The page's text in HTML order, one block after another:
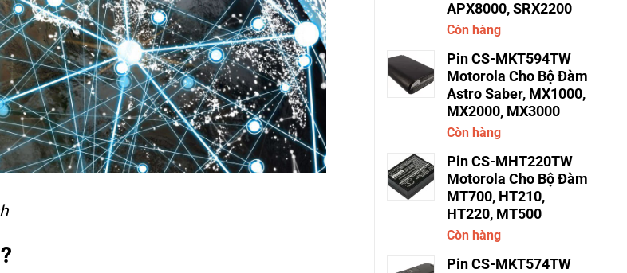
APX8000, SRX2200
Còn hàng
Pin CS-MKT594TW
Motorola Cho Bộ Đàm
Astro Saber, MX1000,
MX2000, MX3000
Còn hàng
Pin CS-MHT220TW
Motorola Cho Bộ Đàm
MT700, HT210,
HT220, MT500
Còn hàng
Pin CS-MKT574TW